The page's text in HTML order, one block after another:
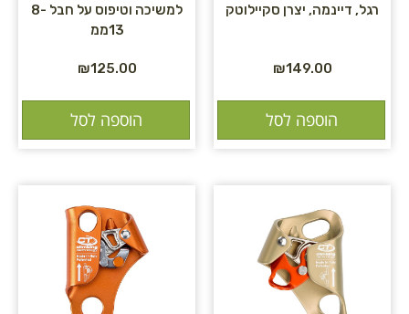
רגל, דיינמה, יצרן סקיילוטק
₪149.00
הוספה לסל
למשיכה וטיפוס על חבל 8-
13ממ
₪125.00
הוספה לסל